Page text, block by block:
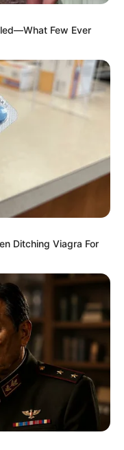
อาทิตย์
จันทร์
อังคาร
วันพุธ
พฤหัสบดี
นศุกร์
นเสาร์
Few Ever
Ditching Viagra For